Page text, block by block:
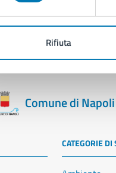
Rifiuta
Comune di Napoli
CATEGORIE DI